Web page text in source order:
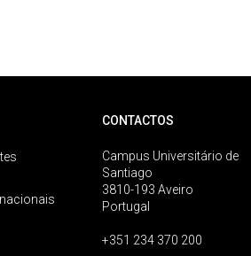
CONTACTOS
Campus Universitário de
Santiago
3810-193 Aveiro
Portugal
+351 234 370 200